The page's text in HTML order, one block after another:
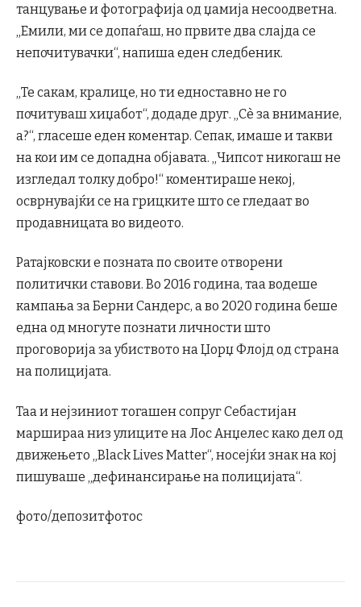
танцување и фотографија од џамија несоодветна.
„Емили, ми се допаѓаш, но првите два слајда се
непочитувачки“, напиша еден следбеник.
„Те сакам, кралице, но ти едноставно не го
почитуваш хиџабот“, додаде друг. „Сè за внимание,
а?“, гласеше еден коментар. Сепак, имаше и такви
на кои им се допадна објавата. „Чипсот никогаш не
изгледал толку добро!“ коментираше некој,
осврнувајќи се на грицките што се гледаат во
продавницата во видеото.
Ратајковски е позната по своите отворени
политички ставови. Во 2016 година, таа водеше
кампања за Берни Сандерс, а во 2020 година беше
една од многуте познати личности што
проговорија за убиството на Џорџ Флојд од страна
на полицијата.
Таа и нејзиниот тогашен сопруг Себастијан
маршираа низ улиците на Лос Анџелес како дел од
движењето „Black Lives Matter“, носејќи знак на кој
пишуваше „дефинансирање на полицијата“.
фото/депозитфотос